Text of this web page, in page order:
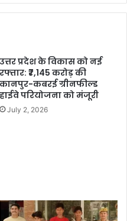
उत्तर प्रदेश के विकास को नई
रफ्तार: ₹7,145 करोड़ की
कानपुर-कबरई ग्रीनफील्ड
हाईवे परियोजना को मंजूरी
July 2, 2026